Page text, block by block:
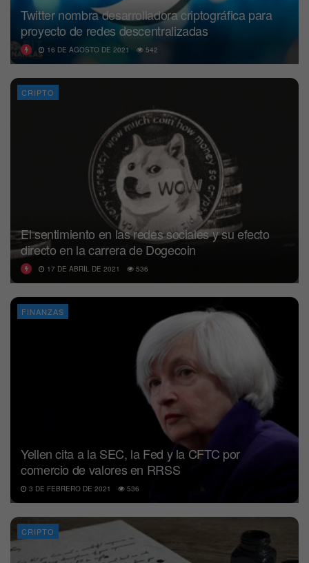
Twitter nombra desarrolladora criptográfica para
proyecto de redes descentralizadas
16 DE AGOSTO DE 2021 542
CRIPTO
El sentimiento en las redes sociales y su efecto
directo en la carrera de Dogecoin
17 DE ABRIL DE 2021 536
FINANZAS
Yellen cita a la SEC, la Fed y la CFTC por
comercio de valores en RRSS
3 DE FEBRERO DE 2021 536
CRIPTO